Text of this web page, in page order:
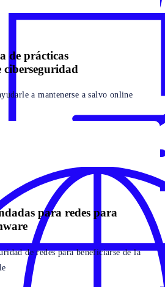
de prácticas
ciberseguridad
a mantenerse a salvo online
para redes para
de redes para beneficiarse de la